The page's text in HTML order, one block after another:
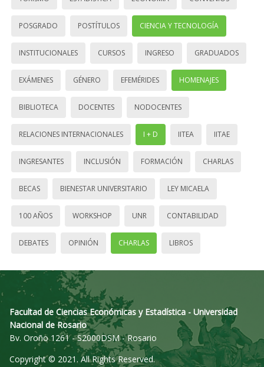
POSGRADO POSTÍTULOS CIENCIA Y TECNOLOGÍA
INSTITUCIONALES CURSOS INGRESO GRADUADOS
EXÁMENES GÉNERO EFEMÉRIDES HOMENAJES
BIBLIOTECA DOCENTES NODOCENTES
RELACIONES INTERNACIONALES I + D IITEA IITAE
INGRESANTES INCLUSIÓN FORMACIÓN CHARLAS
BECAS BIENESTAR UNIVERSITARIO LEY MICAELA
100 AÑOS WORKSHOP UNR CONTABILIDAD
DEBATES OPINIÓN CHARLAS LIBROS
Facultad de Ciencias Económicas y Estadística - Universidad
Nacional de Rosario
Bv. Oroño 1261 - S2000DSM - Rosario
Copyright © 2021. All Rights Reserved.